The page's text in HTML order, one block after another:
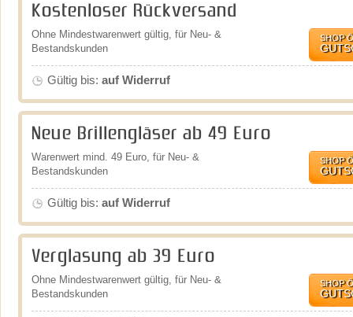
Kostenloser Rückversand
Ohne Mindestwarenwert gültig, für Neu- &
Bestandskunden
SHOP
Gültig bis: auf Widerruf
Neue Brillengläser ab 49 Euro
Warenwert mind. 49 Euro, für Neu- &
Bestandskunden
SHOP
Gültig bis: auf Widerruf
Verglasung ab 39 Euro
Ohne Mindestwarenwert gültig, für Neu- &
Bestandskunden
SHOP